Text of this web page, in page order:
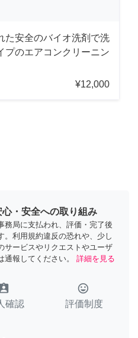
た安全のバイオ洗剤で洗
のエアコンクリーニン
¥12,000
・安全への取り組み
務局に支払われ、評価・完了後
。利用規約違反の恐れや、少し
サービスやリクエストやユーザ
通報してください。
詳細を見る
確認
tag_faces
評価制度